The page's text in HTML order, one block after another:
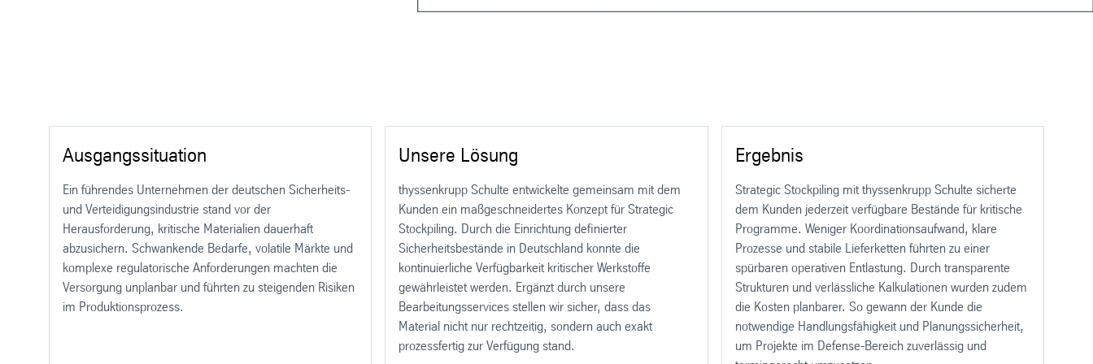
Ausgangssituation
Ein führendes Unternehmen der deutschen Sicherheits-
und Verteidigungsindustrie stand vor der
Herausforderung, kritische Materialien dauerhaft
abzusichern. Schwankende Bedarfe, volatile Märkte und
komplexe regulatorische Anforderungen machten die
Versorgung unplanbar und führten zu steigenden Risiken
im Produktionsprozess.
Unsere Lösung
thyssenkrupp Schulte entwickelte gemeinsam mit dem
Kunden ein maßgeschneidertes Konzept für Strategic
Stockpiling. Durch die Einrichtung definierter
Sicherheitsbestände in Deutschland konnte die
kontinuierliche Verfügbarkeit kritischer Werkstoffe
gewährleistet werden. Ergänzt durch unsere
Bearbeitungsservices stellen wir sicher, dass das
Material nicht nur rechtzeitig, sondern auch exakt
prozessfertig zur Verfügung stand.
Ergebnis
Strategic Stockpiling mit thyssenkrupp Schulte sicherte
dem Kunden jederzeit verfügbare Bestände für kritische
Programme. Weniger Koordinationsaufwand, klare
Prozesse und stabile Lieferketten führten zu einer
spürbaren operativen Entlastung. Durch transparente
Strukturen und verlässliche Kalkulationen wurden zudem
die Kosten planbarer. So gewann der Kunde die
notwendige Handlungsfähigkeit und Planungssicherheit,
um Projekte im Defense-Bereich zuverlässig und